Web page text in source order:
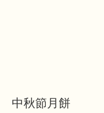
中秋節月餅